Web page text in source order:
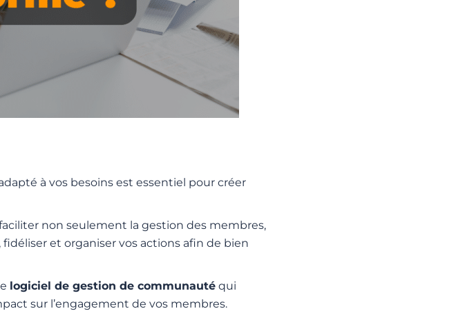
à vos besoins est essentiel pour créer
non seulement la gestion des membres,
et organiser vos actions afin de bien
logiciel de gestion de communauté qui
sur l’engagement de vos membres.